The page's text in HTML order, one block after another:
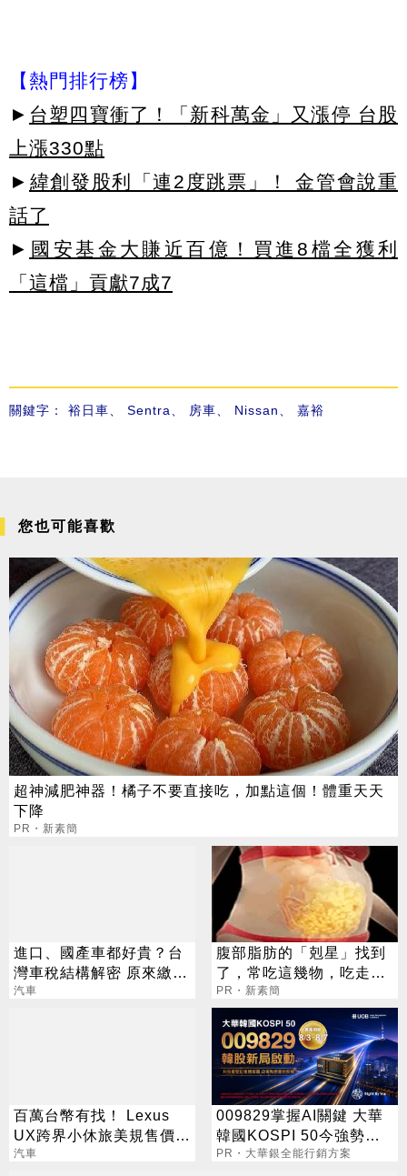
【熱門排行榜】
► 台塑四寶衝了！「新科萬金」又漲停 台股
上漲330點
► 緯創發股利「連2度跳票」！ 金管會說重
話了
► 國安基金大賺近百億！買進8檔全獲利
「這檔」貢獻7成7
關鍵字： 裕日車 Sentra 房車 Nissan 嘉裕
您也可能喜歡
超神減肥神器！橘子不要直接吃，加點這個！體重天天
下降
PR・新素簡
進口、國產車都好貴？台
灣車稅結構解密 原來繳這
麼多給政府
汽車
腹部脂肪的「剋星」找到
了，常吃這幾物，吃走大
肚囊，瘦出小蠻腰
PR・新素簡
百萬台幣有找！ Lexus
UX跨界小休旅美規售價出
爐
汽車
009829掌握AI關鍵 大華
韓國KOSPI 50今強勢開
募
PR・大華銀全能行銷方案